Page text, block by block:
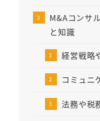
M&Aコンサ
と知識
経営戦略
コミュニ
法務や税